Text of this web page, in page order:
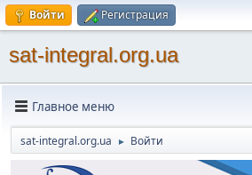
Войти Регистрация
sat-integral.org.ua
Главное меню
sat-integral.org.ua ► Войти